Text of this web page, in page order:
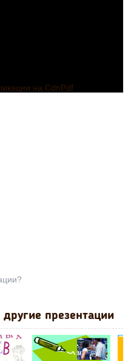
на CdnPdf
презентации